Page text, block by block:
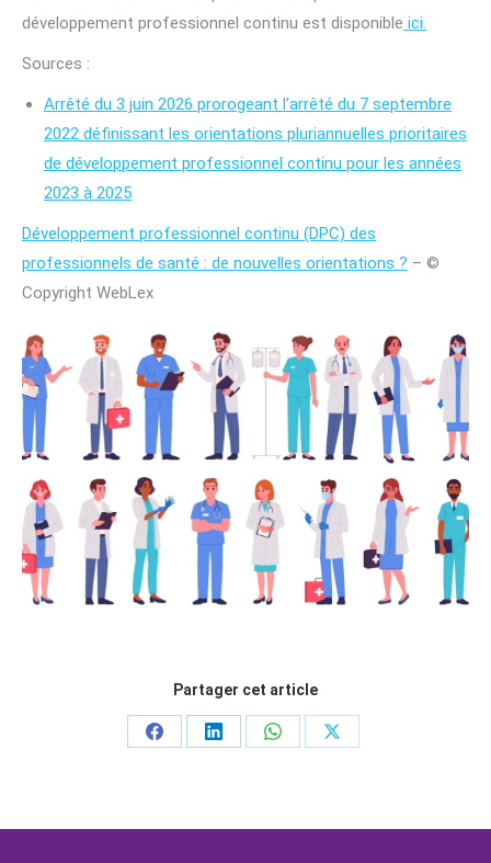
développement professionnel continu est disponible ici.
Sources :
Arrêté du 3 juin 2026 prorogeant l’arrêté du 7 septembre
2022 définissant les orientations pluriannuelles prioritaires
de développement professionnel continu pour les années
2023 à 2025
Développement professionnel continu (DPC) des
professionnels de santé : de nouvelles orientations ? – ©
Copyright WebLex
Partager cet article